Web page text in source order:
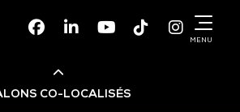
FacebookLinkedinYoutubeTikTok
MENU
CO-LOCALISÉS